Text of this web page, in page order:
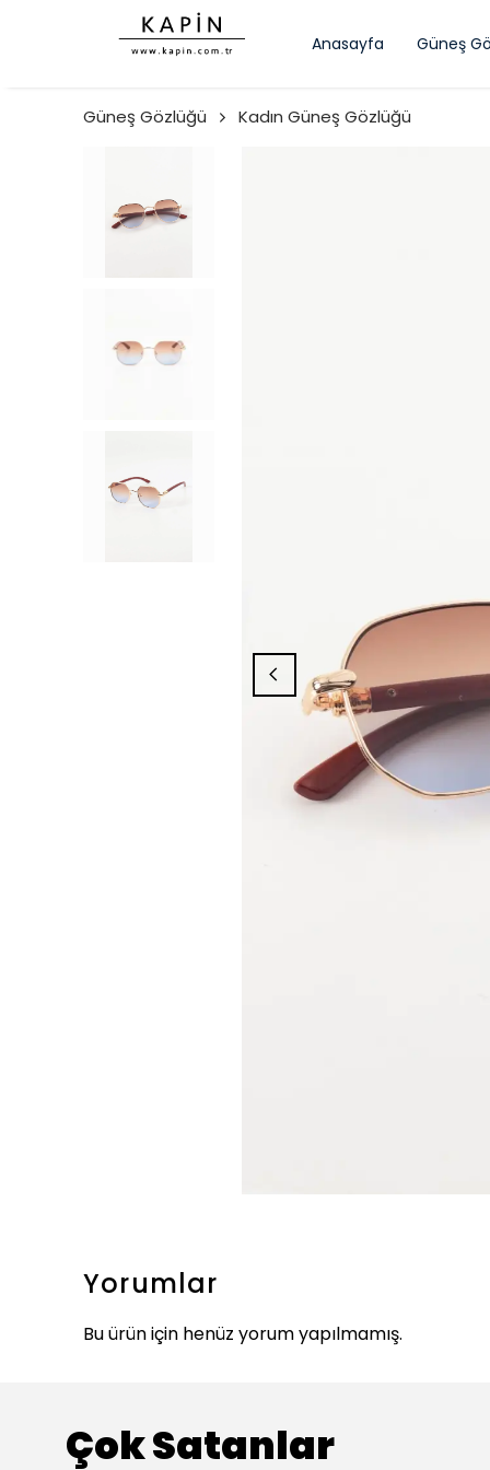
Anasayfa Güneş
Güneş Gözlüğü Kadın Güneş Gözlüğü
Yorumlar
Bu ürün için henüz yorum yapılmamış.
Çok Satanlar